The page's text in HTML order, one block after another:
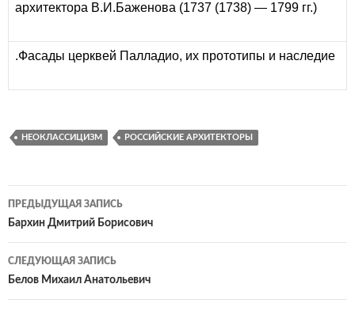
архитектора В.И.Баженова (1737 (1738) — 1799 гг.)
.Фасады церквей Палладио, их прототипы и наследие
НЕОКЛАССИЦИЗМ РОССИЙСКИЕ АРХИТЕКТОРЫ
Навигация
по
записям
ПРЕДЫДУЩАЯ ЗАПИСЬ
Бархин Дмитрий Борисович
СЛЕДУЮЩАЯ ЗАПИСЬ
Белов Михаил Анатольевич